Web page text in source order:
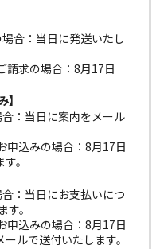
合：当日に発送いたし
請求の場合：8月17日
：当日に案内をメール
申込みの場合：8月17日
。
：当日にお支払いにつ
。
申込みの場合：8月17日
ルで送付いたします。